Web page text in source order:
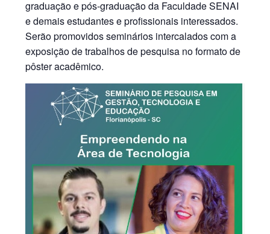
graduação e pós-graduação da Faculdade SENAI
e demais estudantes e profissionais interessados.
Serão promovidos seminários intercalados com a
exposição de trabalhos de pesquisa no formato de
pôster acadêmico.